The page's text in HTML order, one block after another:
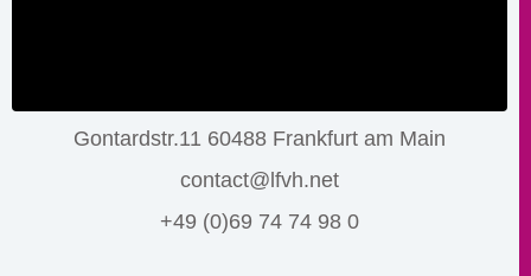
Gontardstr.11 60488 Frankfurt am Main
contact@lfvh.net
+49 (0)69 74 74 98 0